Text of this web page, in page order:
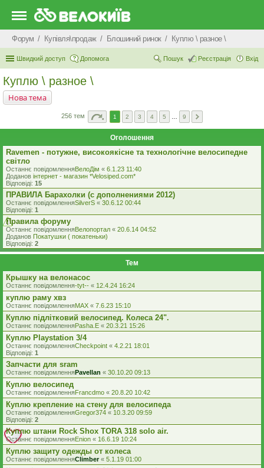
Форум Купівля\продаж Блошиний ринок Куплю \ разное \
Швидкий доступ Допомога Вхід
Реєстрація
Пошук
Куплю \ разное \
Нова тема
256 тем 1 2 3 4 5 9
Оголошення
Ravemen - потужне, високоякісне та технологічне велосипедне
світло
Останнє повідомленняВелоДім « 6.1.23 11:40
Доданов iнтернет - магазин *Velosiped.com*
Відповіді: 15
ПРАВИЛА Барахолки (с дополнениями 2012)
Останнє повідомленняSilverS « 30.6.12 00:44
Відповіді: 1
Правила форуму
Останнє повідомленняВелопортал « 20.6.14 04:52
Доданов Покатушки ( покатеньки)
Відповіді: 2
Тем
Крышку на велонасос
Останнє повідомлення-tyt-- « 12.4.24 16:24
куплю раму хвз
Останнє повідомленняMAX « 7.6.23 15:10
Куплю підлітковий велосипед. Колеса 24".
Останнє повідомленняPasha.E « 20.3.21 15:26
Куплю Playstation 3/4
Останнє повідомленняCheckpoint « 4.2.21 18:01
Відповіді: 1
Запчасти для sram
Останнє повідомленняPavellan « 30.10.20 09:13
Куплю велосипед
Останнє повідомленняFrancdmo « 20.8.20 10:42
Куплю крепление на стену для велосипеда
Останнє повідомленняGregor374 « 10.3.20 09:59
Відповіді: 2
Куплю штани Rock Shox TORA 318 solo air.
Останнє повідомленняEnion « 16.6.19 10:24
Куплю защиту одежды от колеса
Останнє повідомленняClimber« 5.1.19 01:00